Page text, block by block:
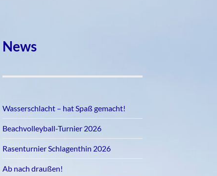
News
Wasserschlacht – hat Spaß gemacht!
Beachvolleyball-Turnier 2026
Rasenturnier Schlagenthin 2026
Ab nach draußen!